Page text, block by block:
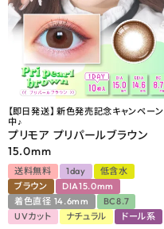
【即日発送】 新色発売記念キャンペーン
中♪
プリモア プリパールブラウン
15.0mm
送料無料 1day
低含水
ブラウン
DIA15.0mm
着色直径 14.6mm
BC8.7
UVカット
ナチュラル
ドール系